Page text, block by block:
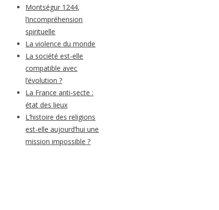
Montségur 1244,
l’incompréhension
spirituelle
La violence du monde
La société est-elle
compatible avec
l’évolution ?
La France anti-secte :
état des lieux
L’histoire des religions
est-elle aujourd’hui une
mission impossible ?